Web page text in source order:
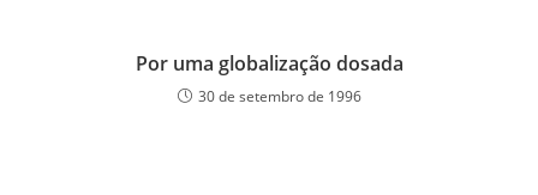
Por uma globalização dosada
30 de setembro de 1996